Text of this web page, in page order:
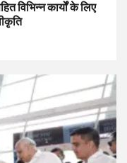
विभिन्न कार्यों के लिए